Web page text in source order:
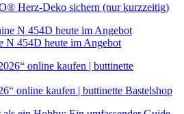
Herz-Deko sichern (nur kurzzeitig)
N 454D heute im Angebot
online kaufen | buttinette Bastelshop